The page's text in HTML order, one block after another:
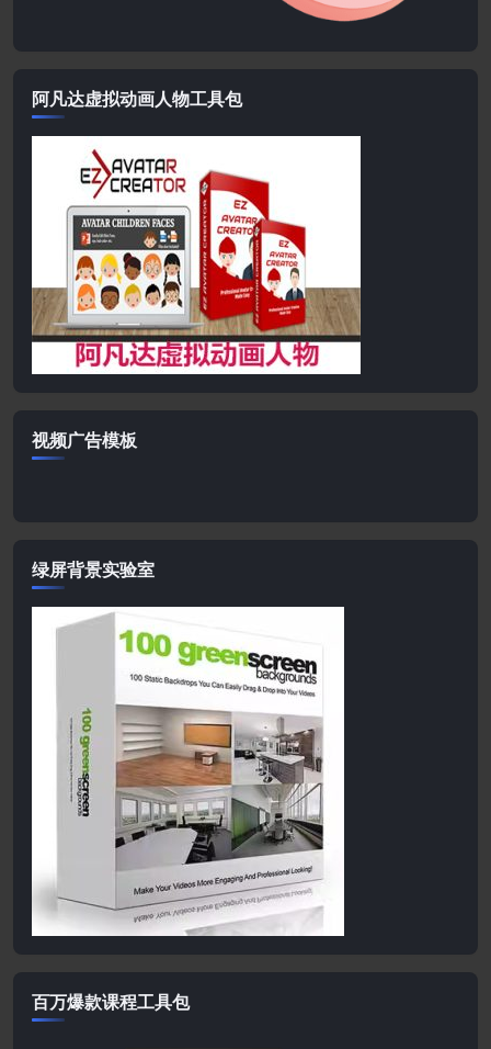
阿凡达虚拟动画人物工具包
视频广告模板
绿屏背景实验室
百万爆款课程工具包